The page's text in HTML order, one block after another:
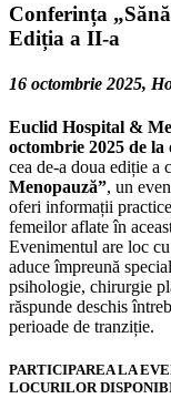
Conferința
Ediția a II-a
16 octombrie 2025,
Euclid Hospital &
octombrie 2025 de la
cea de-a doua ediție a
Menopauză”, un
oferi informații
femeilor aflate în
Evenimentul are loc
aduce împreună
psihologie, chirurgie
răspunde deschis
perioade de tranziție.
PARTICIPAREA LA
LOCURILOR